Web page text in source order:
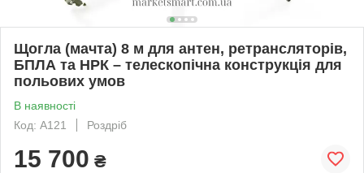
Щогла (мачта) 8 м для антен, ретрансляторів,
БПЛА та НРК – телескопічна конструкція для
польових умов
В наявності
Код: A121
Роздріб
15 700 ₴